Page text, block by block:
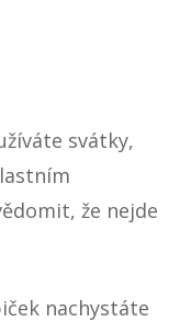
svátky,
že nejde
nachystáte